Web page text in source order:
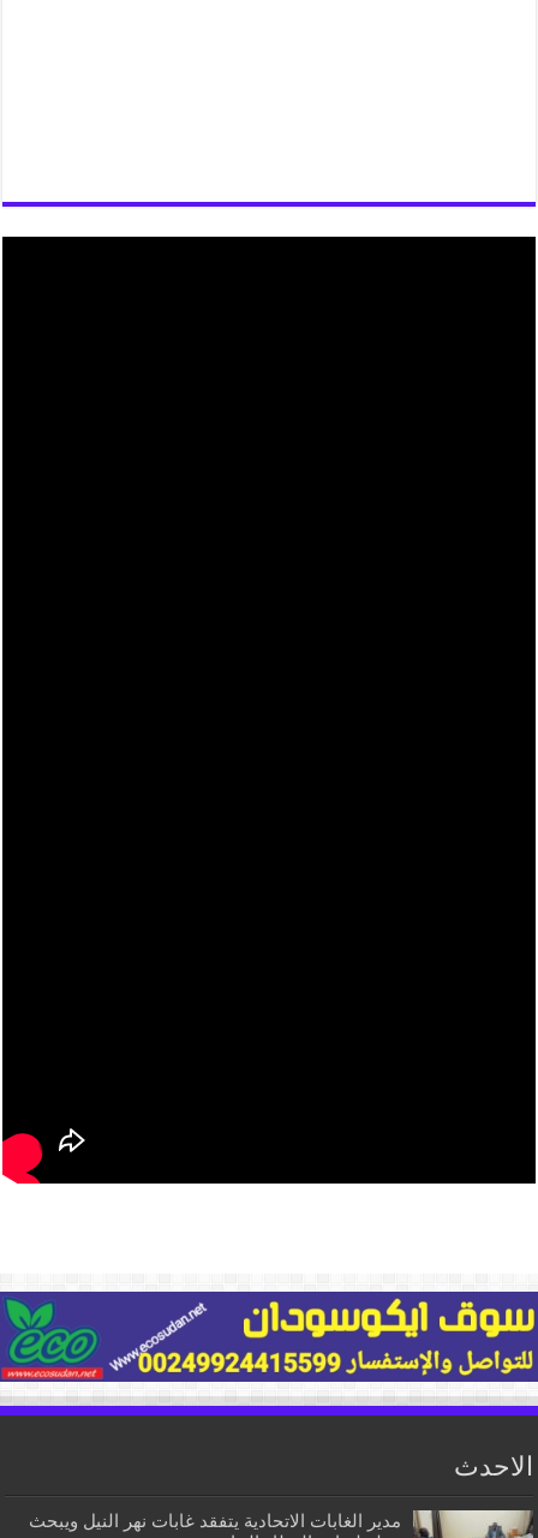
الاحدث
مدير الغابات الاتحادية يتفقد غابات نهر النيل ويبحث